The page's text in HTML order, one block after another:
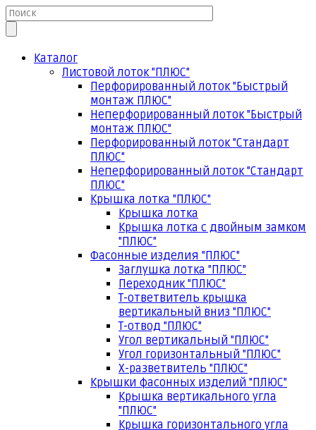
Каталог
Листовой лоток "ПЛЮС"
Перфорированный лоток "Быстрый
монтаж ПЛЮС"
Неперфорированный лоток "Быстрый
монтаж ПЛЮС"
Перфорированный лоток "Стандарт
ПЛЮС"
Неперфорированный лоток "Стандарт
ПЛЮС"
Крышка лотка "ПЛЮС"
Крышка лотка
Крышка лотка с двойным замком
"ПЛЮС"
Фасонные изделия "ПЛЮС"
Заглушка лотка "ПЛЮС"
Переходник "ПЛЮС"
Т-ответвитель крышка
вертикальный вниз "ПЛЮС"
Т-отвод "ПЛЮС"
Угол вертикальный "ПЛЮС"
Угол горизонтальный "ПЛЮС"
Х-разветвитель "ПЛЮС"
Крышки фасонных изделий "ПЛЮС"
Крышка вертикального угла
"ПЛЮС"
Крышка горизонтального угла